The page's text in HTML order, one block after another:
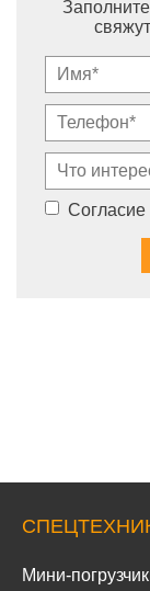
Согласие
Мини-